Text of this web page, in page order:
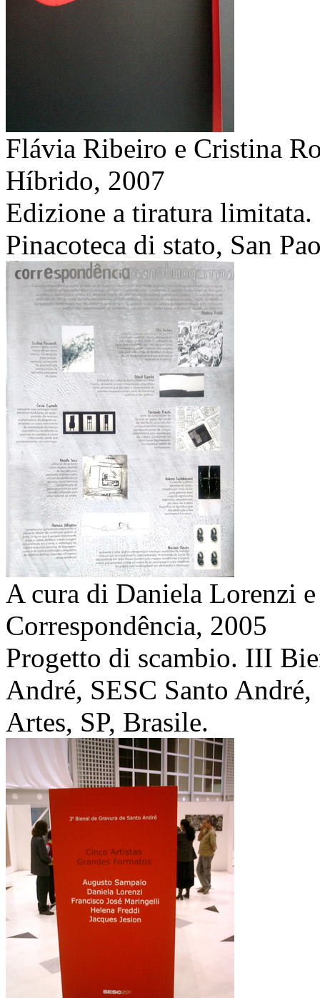
Flávia Ribeiro e Cristina
Híbrido, 2007
Edizione a tiratura
Pinacoteca di stato, San
A cura di Daniela Lorenzi
Correspondência, 2005
Progetto di scambio. III
André, SESC Santo
Artes, SP, Brasile.